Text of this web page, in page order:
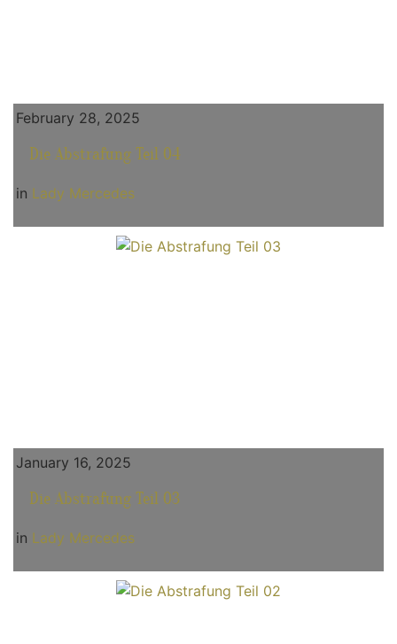
February 28, 2025
Die Abstrafung Teil 04
in Lady Mercedes
January 16, 2025
Die Abstrafung Teil 03
in Lady Mercedes